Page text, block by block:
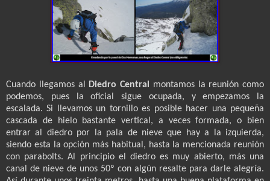
Cuando llegamos al Diedro Central
montamos la reunión como
podemos, pues la oficial sigue ocupada, y empezamos la
escalada. Si llevamos un tornillo es posible hacer una pequeña
cascada de hielo bastante vertical, a veces formada, o bien
entrar al diedro por la pala de nieve que hay a la izquierda,
siendo esta la opción más habitual, hasta la mencionada reunión
con parabolts. Al principio el diedro es muy abierto, más una
canal de nieve de unos 50º con algún resalte para darle alegría.